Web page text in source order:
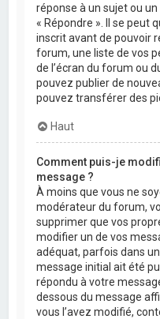
réponse à un sujet ou
« Répondre ». Il se peut
inscrit avant de pouvoir
forum, une liste de vos
de l’écran du forum ou
pouvez publier de
pouvez transférer des
Haut
Comment puis-je
message ?
À moins que vous ne
modérateur du forum,
supprimer que vos
modifier un de vos
adéquat, parfois dans
message initial ait été
répondu à votre
dessous du message
vous l’avez modifié,